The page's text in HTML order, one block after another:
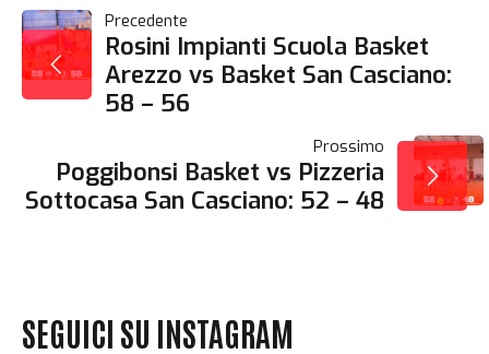
NAVIGAZIONE
ARTICOLI
Precedente
Rosini Impianti Scuola Basket
Arezzo vs Basket San Casciano:
58 – 56
Prossimo
Poggibonsi Basket vs Pizzeria
Sottocasa San Casciano: 52 – 48
SEGUICI SU INSTAGRAM